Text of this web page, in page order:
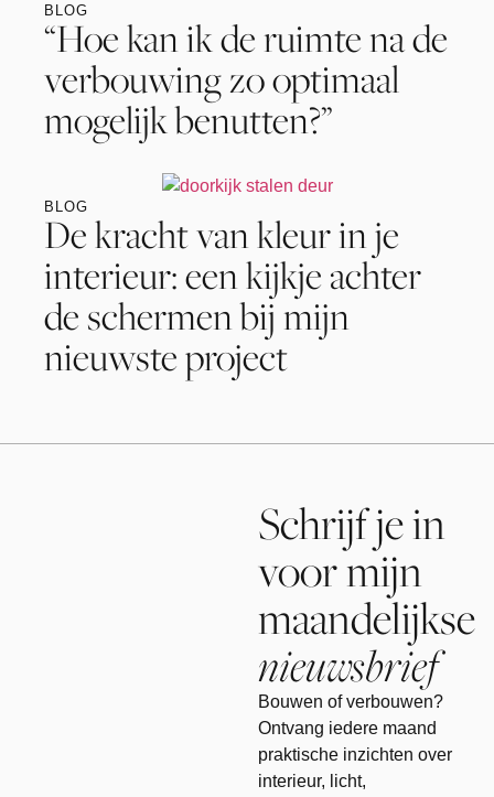
BLOG
“Hoe kan ik de ruimte na de
verbouwing zo optimaal
mogelijk benutten?”
BLOG
De kracht van kleur in je
interieur: een kijkje achter
de schermen bij mijn
nieuwste project
Schrijf je in
voor mijn
maandelijkse
nieuwsbrief
Bouwen of verbouwen?
Ontvang iedere maand
praktische inzichten over
interieur, licht,